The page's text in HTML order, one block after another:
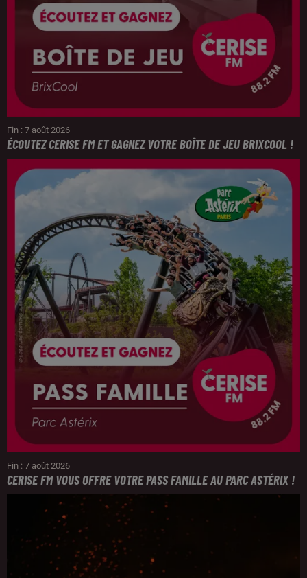
Fin : 7 août 2026
ÉCOUTEZ CERISE FM ET GAGNEZ VOTRE BOÎTE DE JEU BRIXCOOL !
Fin : 7 août 2026
CERISE FM VOUS OFFRE VOTRE PASS FAMILLE AU PARC ASTÉRIX !